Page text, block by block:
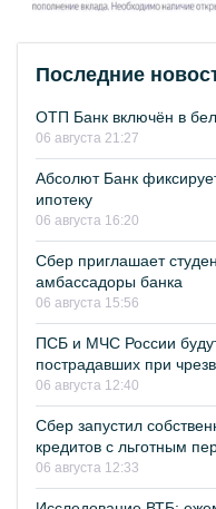
Последние
ОТП Банк включён в
06 августа 21:27
Абсолют Банк
ипотеку
06 августа 16:20
Сбер приглашает
амбассадоры банка
06 августа 15:56
ПСБ и МЧС России
пострадавших при
06 августа 12:40
Сбер запустил
кредитов с льготным
06 августа 12:33